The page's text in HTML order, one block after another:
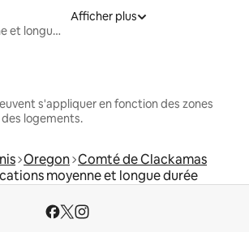
Locations moyenne et longue durée
Afficher plus
s'appliquer en fonction des zones
logements.
Oregon Comté de Clackamas
moyenne et longue durée